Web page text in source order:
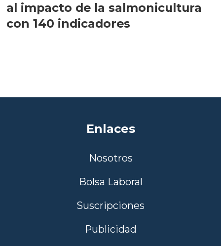
al impacto de la salmonicultura
con 140 indicadores
Enlaces
Nosotros
Bolsa Laboral
Suscripciones
Publicidad